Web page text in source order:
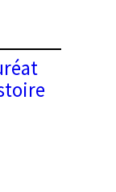
set on a